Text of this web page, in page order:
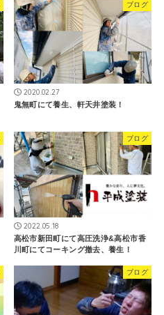
ブログ
2020.02.27
鬼無町にて養生、軒天井塗装！
ブログ
2022.05.18
高松市新田町にて高圧洗浄&高松市香
川町にてコーキング撤去、養生！
ブログ